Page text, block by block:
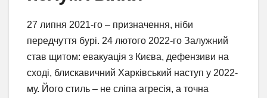
27 липня 2021-го – призначення, ніби
передчуття бурі. 24 лютого 2022-го Залужний
став щитом: евакуація з Києва, дефензиви на
сході, блискавичний Харківський наступ у 2022-
му. Його стиль – не сліпа агресія, а точна